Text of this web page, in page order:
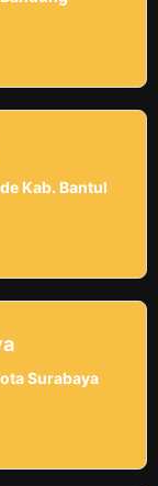
Kab. Bantul
Surabaya